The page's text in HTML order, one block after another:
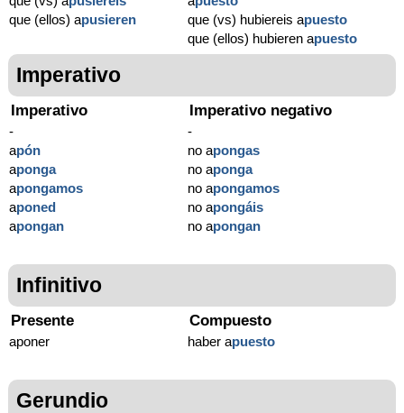
que (ellos) apusieren
que (vs) hubiereis apuesto
que (ellos) hubieren apuesto
Imperativo
Imperativo
-
apón
aponga
apongamos
aponed
apongan
Imperativo negativo
-
no apongas
no aponga
no apongamos
no apongáis
no apongan
Infinitivo
Presente
aponer
Compuesto
haber apuesto
Gerundio